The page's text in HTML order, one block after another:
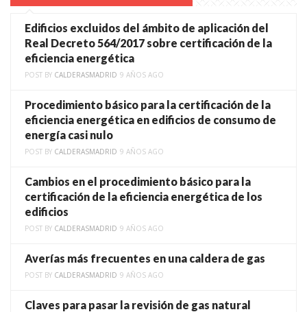
Edificios excluidos del ámbito de aplicación del
Real Decreto 564/2017 sobre certificación de la
eficiencia energética
POST BY CALDERASMADRID 9 AÑOS AGO
Procedimiento básico para la certificación de la
eficiencia energética en edificios de consumo de
energía casi nulo
POST BY CALDERASMADRID 9 AÑOS AGO
Cambios en el procedimiento básico para la
certificación de la eficiencia energética de los
edificios
POST BY CALDERASMADRID 9 AÑOS AGO
Averías más frecuentes en una caldera de gas
POST BY CALDERASMADRID 9 AÑOS AGO
Claves para pasar la revisión de gas natural